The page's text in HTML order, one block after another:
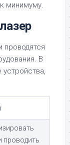
минимуму.
проводятся
В
проводить